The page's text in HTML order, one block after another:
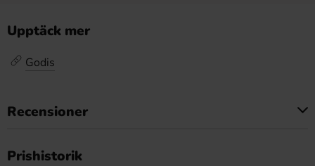
Upptäck mer
Godis
Recensioner
Prishistorik